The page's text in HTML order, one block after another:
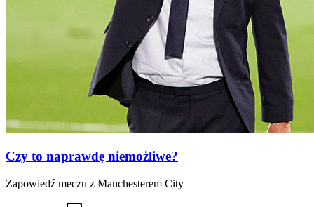
Czy to naprawdę niemożliwe?
Zapowiedź meczu z Manchesterem City